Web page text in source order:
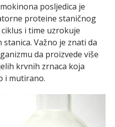
posljedica je
proteine staničnog
i time uzrokuje
Važno je znati da
da proizvede više
krvnih zrnaca koja
i mutirano.